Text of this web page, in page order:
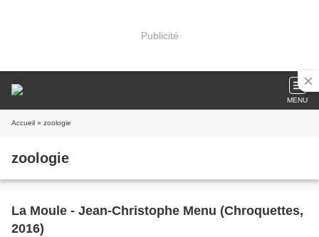
Publicité
MENU
Accueil » zoologie
zoologie
La Moule - Jean-Christophe Menu (Chroquettes,
2016)